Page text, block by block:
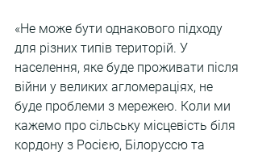
«Не може бути однакового підходу
для різних типів територій. У
населення, яке буде проживати після
війни у великих агломераціях, не
буде проблеми з мережею. Коли ми
кажемо про сільську місцевість біля
кордону з Росією, Білоруссю та